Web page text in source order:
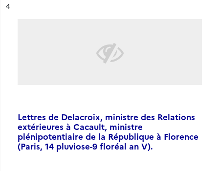
n°
4
Lettres de Delacroix, ministre des Relations
extérieures à Cacault, ministre
plénipotentiaire de la République à Florence
(Paris, 14 pluviose-9 floréal an V).